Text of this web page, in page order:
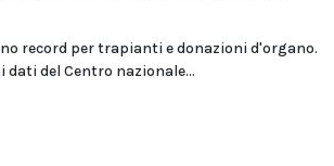
record per trapianti e donazioni d'organo.
dati del Centro nazionale...